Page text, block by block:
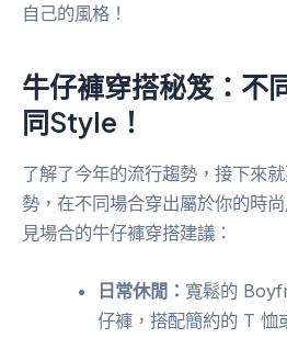
自己的風格！
牛仔褲穿搭秘笈：不
同Style！
了解了今年的流行趨勢，接下來
勢，在不同場合穿出屬於你的時
見場合的牛仔褲穿搭建議：
日常休閒： 寬鬆的
仔褲，搭配簡約的 T 恤